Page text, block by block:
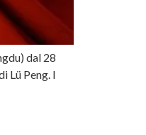
dal 28
Lü Peng. I